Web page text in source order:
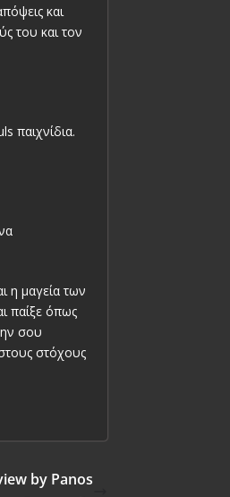
και
του και τον
παιχνίδια.
η μαγεία των
παίξε όπως
σου
στόχους
by Panos